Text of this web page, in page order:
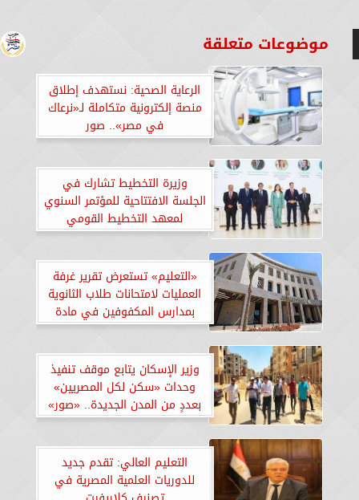
موضوعات متعلقة
الرعاية الصحية: نستهدف إطلاق
منصة إلكترونية متكاملة لـ«نرعاك
في مصر».. صور
وزيرة التخطيط تشارك في
الجلسة الافتتاحية للمؤتمر السنوي
لمعهد التخطيط القومي
«التعليم» تستعرض تقرير غرفة
العمليات لامتحانات طلاب الثانوية
بمدارس المكفوفين في مادة
اللغة العربية
وزير الإسكان يتابع موقف تنفيذ
وحدات «سكن لكل المصريين»
بعددٍ من المدن الجديدة.. «صور»
التعليم العالي: تقدم جديد
للدوريات العلمية المصرية في